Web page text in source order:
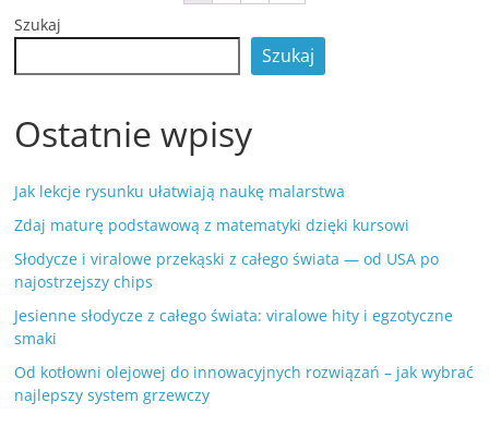
Szukaj
Szukaj
Ostatnie wpisy
Jak lekcje rysunku ułatwiają naukę malarstwa
Zdaj maturę podstawową z matematyki dzięki kursowi
Słodycze i viralowe przekąski z całego świata — od USA po
najostrzejszy chips
Jesienne słodycze z całego świata: viralowe hity i egzotyczne
smaki
Od kotłowni olejowej do innowacyjnych rozwiązań – jak wybrać
najlepszy system grzewczy